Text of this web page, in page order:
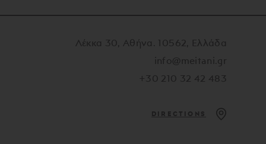
Λέκκα 30, Αθήνα. 10562, Ελλάδα
info@meitani.gr
+30 210 32 42 483
DIRECTIONS